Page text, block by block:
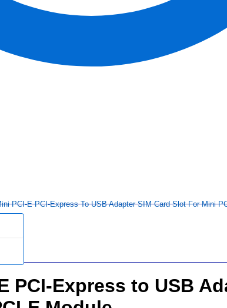
PCI-E PCI-Express To USB Adapter SIM Card Slot For Mini
PCI-Express to USB